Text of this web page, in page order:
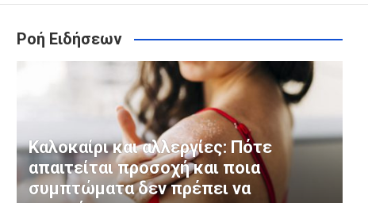
στις ανεμογεννήτριες σε αναδασωτέες εκτάσεις
Έκτασης Καταστράφηκε σε Δύο Νύχτες
Ροή Ειδήσεων
Καλοκαίρι και αλλεργίες: Πότε
απαιτείται προσοχή και ποια
συμπτώματα δεν πρέπει να